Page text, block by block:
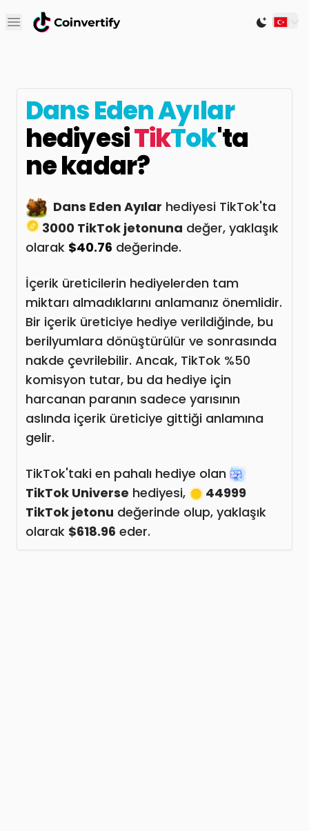
Open main menu Switch
Dans Eden Ayılar
hediyesiTikTok'ta
ne kadar?
Dans Eden Ayılar hediyesi TikTok'ta
3000 TikTok jetonuna değer, yaklaşık
olarak $40.76 değerinde.
İçerik üreticilerin hediyelerden tam
miktarı almadıklarını anlamanız önemlidir.
Bir içerik üreticiye hediye verildiğinde, bu
berilyumlara dönüştürülür ve sonrasında
nakde çevrilebilir. Ancak, TikTok %50
komisyon tutar, bu da hediye için
harcanan paranın sadece yarısının
aslında içerik üreticiye gittiği anlamına
gelir.
TikTok'taki en pahalı hediye olan
TikTok Universe hediyesi,
44999
TikTok jetonu değerinde olup, yaklaşık
olarak $618.96 eder.